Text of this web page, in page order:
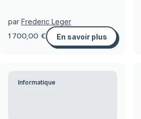
par Frederic Leger
1 700,00 € En savoir plus
Informatique